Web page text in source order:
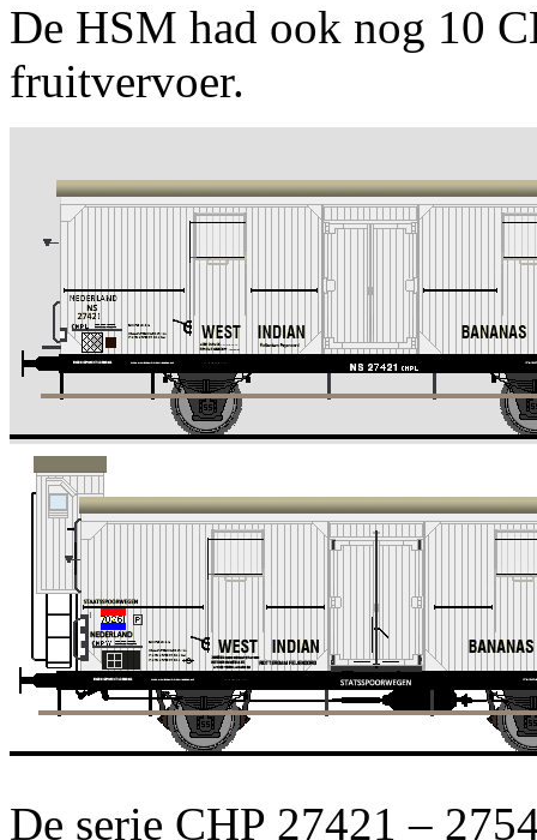
De HSM had ook nog 10
fruitvervoer.
De serie CHP 27421 –